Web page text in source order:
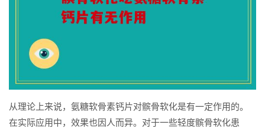
从理论上来说，氨糖软骨素钙片对髌骨软化是有一定作用的。
在实际应用中，效果也因人而异。对于一些轻度髌骨软化患